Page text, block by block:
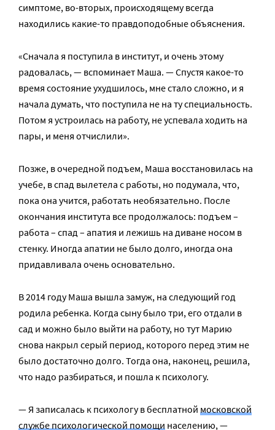
симптоме, во-вторых, происходящему всегда
находились какие-то правдоподобные объяснения.
«Сначала я поступила в институт, и очень этому
радовалась, — вспоминает Маша. — Спустя какое-то
время состояние ухудшилось, мне стало сложно, и я
начала думать, что поступила не на ту специальность.
Потом я устроилась на работу, не успевала ходить на
пары, и меня отчислили».
Позже, в очередной подъем, Маша восстановилась на
учебе, в спад вылетела с работы, но подумала, что,
пока она учится, работать необязательно. После
окончания института все продолжалось: подъем –
работа – спад – апатия и лежишь на диване носом в
стенку. Иногда апатии не было долго, иногда она
придавливала очень основательно.
В 2014 году Маша вышла замуж, на следующий год
родила ребенка. Когда сыну было три, его отдали в
сад и можно было выйти на работу, но тут Марию
снова накрыл серый период, которого перед этим не
было достаточно долго. Тогда она, наконец, решила,
что надо разбираться, и пошла к психологу.
— Я записалась к психологу в бесплатной московской
службе психологической помощи населению, —